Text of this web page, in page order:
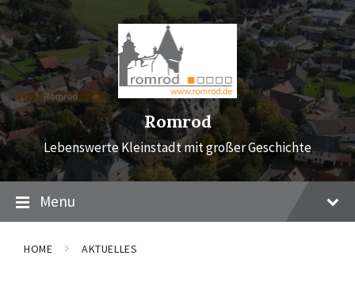
Skip
to
content
Skip
to
main
navigation
Skip
to
footer
Romrod
Lebenswerte Kleinstadt mit großer Geschichte
Menu
HOME AKTUELLES